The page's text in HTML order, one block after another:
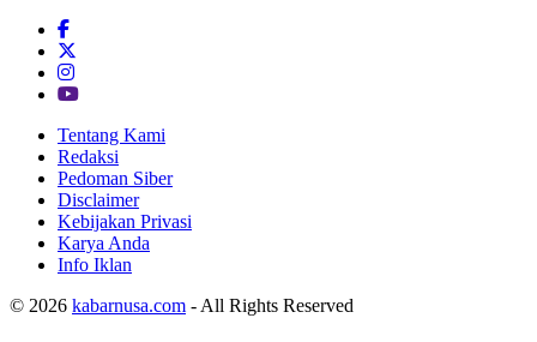
Tentang Kami
Redaksi
Pedoman Siber
Disclaimer
Kebijakan Privasi
Karya Anda
Info Iklan
© 2026 kabarnusa.com - All Rights Reserved